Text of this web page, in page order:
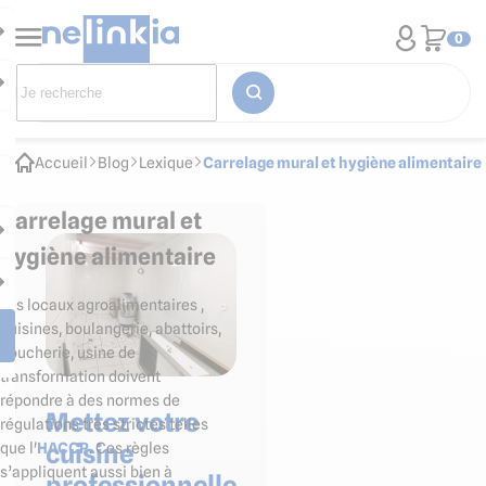
0
Accueil Blog Lexique Carrelage mural et hygiène alimentaire
Carrelage mural et
hygiène alimentaire
Les locaux agroalimentaires ,
cuisines, boulangerie, abattoirs,
boucherie, usine de
transformation doivent
répondre à des normes de
régulations très strictes telles
que l'HACCP. Ces règles
s’appliquent aussi bien à
Mettez votre
cuisine